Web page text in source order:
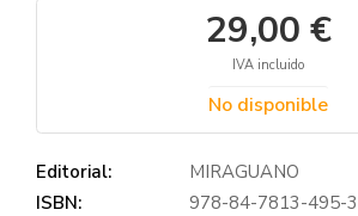
29,00 €
IVA incluido
No disponible
Editorial:
MIRAGUANO
ISBN:
978-84-7813-495-3